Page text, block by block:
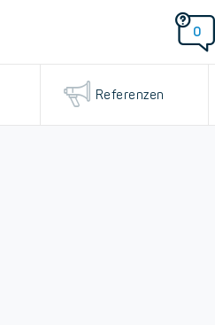
0
Referenzen